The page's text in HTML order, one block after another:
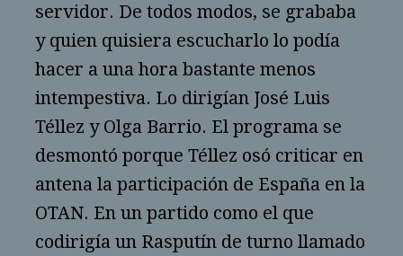
servidor. De todos modos, se grababa
y quien quisiera escucharlo lo podía
hacer a una hora bastante menos
intempestiva. Lo dirigían José Luis
Téllez y Olga Barrio. El programa se
desmontó porque Téllez osó criticar en
antena la participación de España en la
OTAN. En un partido como el que
codirigía un Rasputín de turno llamado